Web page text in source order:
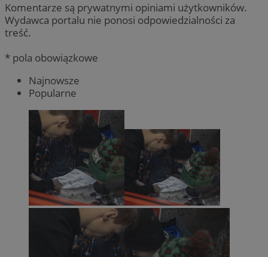
Komentarze są prywatnymi opiniami użytkowników.
Wydawca portalu nie ponosi odpowiedzialności za
treść.
* pola obowiązkowe
Najnowsze
Popularne